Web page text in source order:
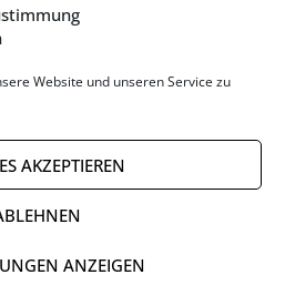
Website und unseren Service zu
AKZEPTIEREN
ANZEIGEN